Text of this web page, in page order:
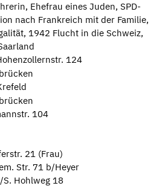
Ehefrau eines Juden, SPD-
nach Frankreich mit der Familie,
1942 Flucht in die Schweiz,
124
104
21 (Frau)
Str. 71 b/Heyer
Hohlweg 18